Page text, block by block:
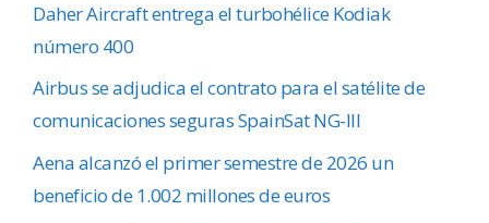
Daher Aircraft entrega el turbohélice Kodiak
número 400
Airbus se adjudica el contrato para el satélite de
comunicaciones seguras SpainSat NG-III
Aena alcanzó el primer semestre de 2026 un
beneficio de 1.002 millones de euros